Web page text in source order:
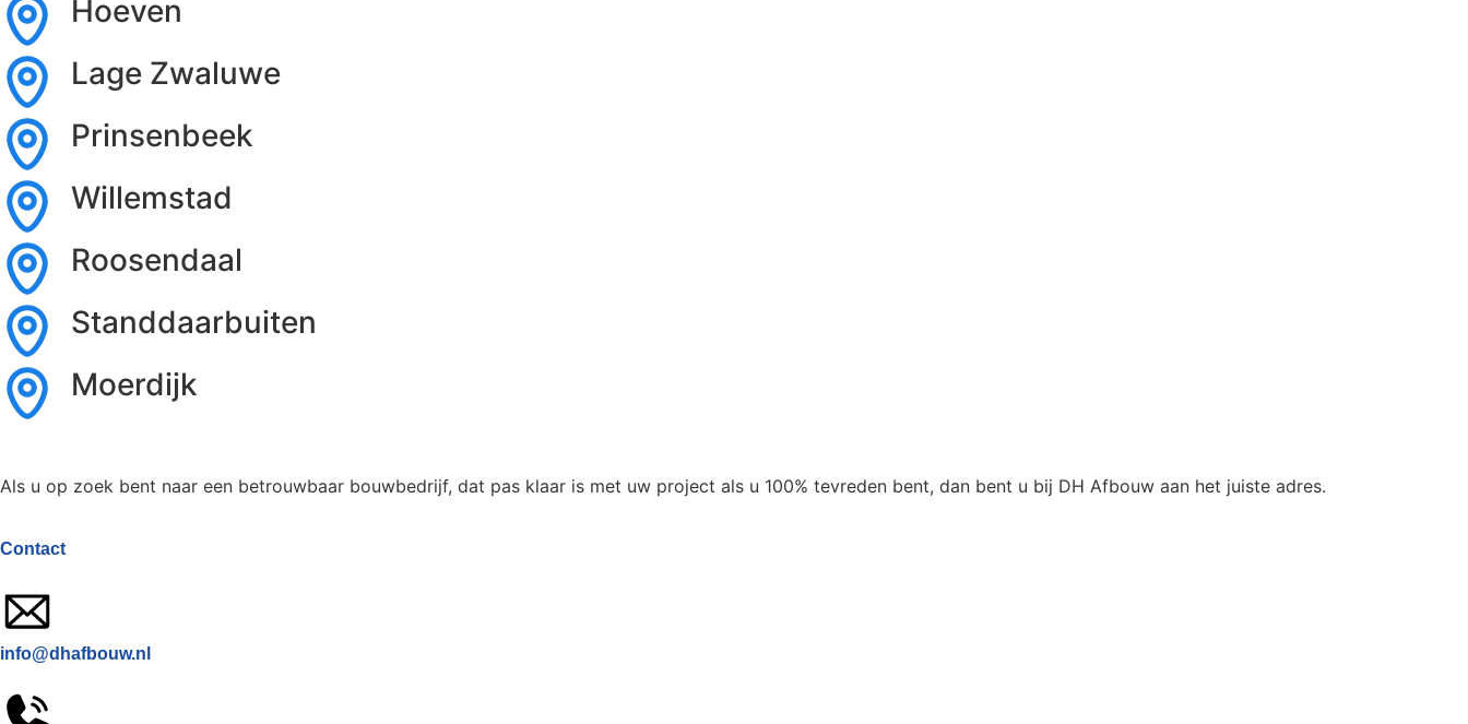
Hoeven
Lage Zwaluwe
Prinsenbeek
Willemstad
Roosendaal
Standdaarbuiten
Moerdijk
Als u op zoek bent naar een betrouwbaar bouwbedrijf, dat pas klaar is met uw project als u 100% tevreden bent, dan bent u bij DH Afbouw aan het juiste adres.
Contact
info@dhafbouw.nl